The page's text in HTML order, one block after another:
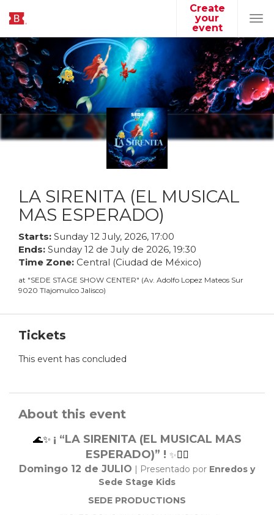
Create
your
event
LA SIRENITA (EL MUSICAL
MAS ESPERADO)
Starts: Sunday 12 July, 2026, 17:00
Ends: Sunday 12 de July de 2026, 19:30
Time Zone: Central (Ciudad de México)
at "SEDE STAGE SHOW CENTER" (Av. Adolfo Lopez Mateos Sur
9020 Tlajomulco Jalisco)
Tickets
This event has concluded
About this event
🌊✨ ¡ “LA SIRENITA (EL MUSICAL MAS
ESPERADO)” ! ✨ 🧜‍♀️
Domingo 12 de JULIO | Presentado por Enredos y
Sede Stage Kids
SEDE PRODUCTIONS